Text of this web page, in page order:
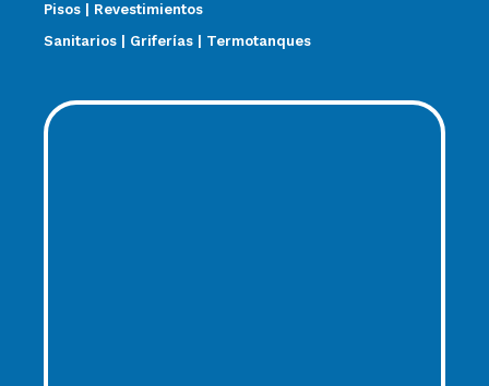
Pisos | Revestimientos
Sanitarios | Griferías | Termotanques